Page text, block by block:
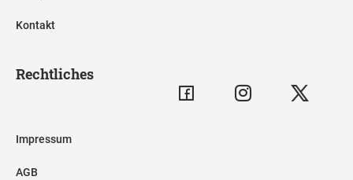
Kontakt
Rechtliches
Impressum
AGB